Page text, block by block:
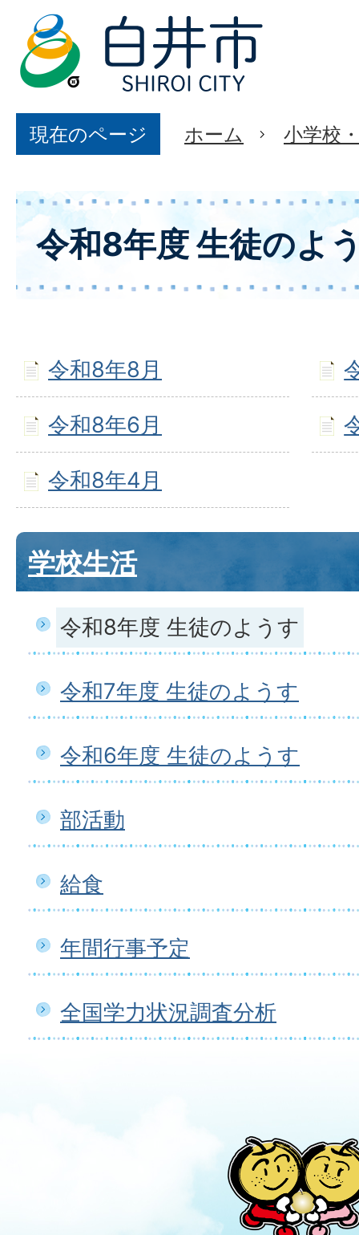
現在のページ ホーム 小学校
令和8年度 生徒のよ
令和8年8月
令和8年6月
令和8年4月
学校生活
令和8年度 生徒のようす
令和7年度 生徒のようす
令和6年度 生徒のようす
部活動
給食
年間行事予定
全国学力状況調査分析